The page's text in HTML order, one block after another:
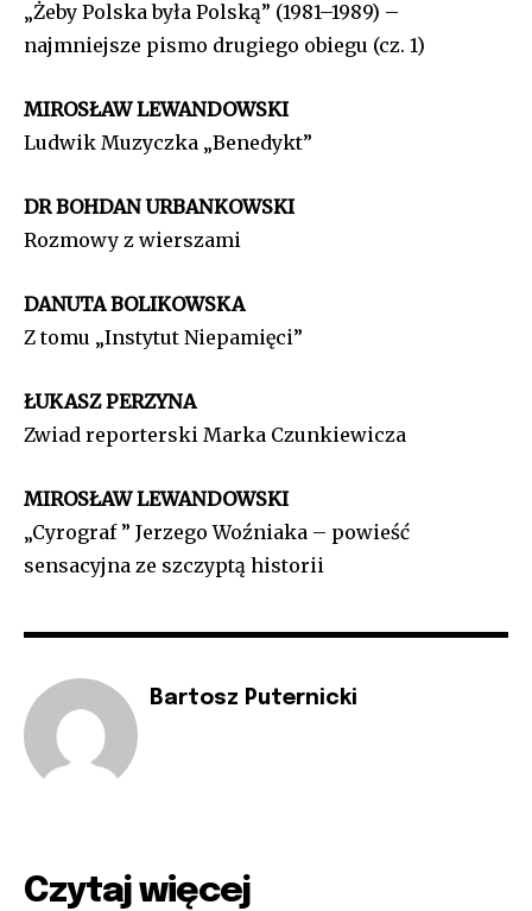
„Żeby Polska była Polską” (1981–1989) –
najmniejsze pismo drugiego obiegu (cz. 1)
MIROSŁAW LEWANDOWSKI
Ludwik Muzyczka „Benedykt”
DR BOHDAN URBANKOWSKI
Rozmowy z wierszami
DANUTA BOLIKOWSKA
Z tomu „Instytut Niepamięci”
ŁUKASZ PERZYNA
Zwiad reporterski Marka Czunkiewicza
MIROSŁAW LEWANDOWSKI
„Cyrograf ” Jerzego Woźniaka – powieść
sensacyjna ze szczyptą historii
Bartosz Puternicki
Czytaj więcej